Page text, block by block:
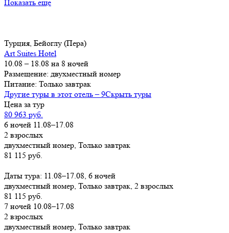
Показать еще
Турция, Бейоглу (Пера)
Art Suites Hotel
10.08 – 18.08 на 8 ночей
Размещение: двухместный номер
Питание: Только завтрак
Другие туры в этот отель – 9Скрыть туры
Цена за тур
80 963 руб.
6 ночей 11.08–17.08
2 взрослых
двухместный номер, Только завтрак
81 115 руб.
Даты тура: 11.08–17.08, 6 ночей
двухместный номер, Только завтрак, 2 взрослых
81 115 руб.
7 ночей 10.08–17.08
2 взрослых
двухместный номер, Только завтрак